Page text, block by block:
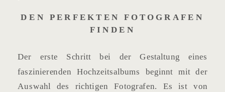
DEN PERFEKTEN FOTOGRAFEN
FINDEN
Der erste Schritt bei der Gestaltung eines
faszinierenden Hochzeitsalbums beginnt mit der
Auswahl des richtigen Fotografen. Es ist von